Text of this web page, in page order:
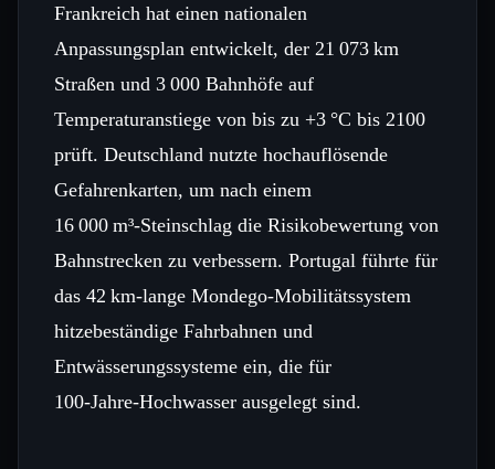
Frankreich hat einen nationalen
Anpassungsplan entwickelt, der 21 073 km
Straßen und 3 000 Bahnhöfe auf
Temperaturanstiege von bis zu +3 °C bis 2100
prüft. Deutschland nutzte hochauflösende
Gefahrenkarten, um nach einem
16 000 m³‑Steinschlag die Risikobewertung von
Bahnstrecken zu verbessern. Portugal führte für
das 42 km‑lange Mondego‑Mobilitätssystem
hitzebeständige Fahrbahnen und
Entwässerungssysteme ein, die für
100‑Jahre‑Hochwasser ausgelegt sind.